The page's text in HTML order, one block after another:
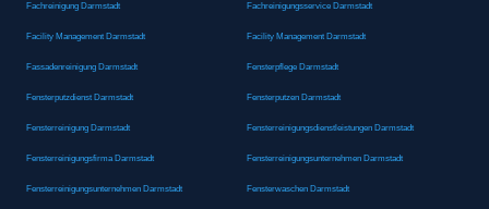
Fachreinigung Darmstadt Fachreinigungsservice Darmstadt
Facility Management Darmstadt Facility Management Darmstadt
Fassadenreinigung Darmstadt Fensterpflege Darmstadt
Fensterputzdienst Darmstadt Fensterputzen Darmstadt
Fensterreinigung Darmstadt Fensterreinigungsdienstleistungen Darmstadt
Fensterreinigungsfirma Darmstadt Fensterreinigungsunternehmen Darmstadt
Fensterreinigungsunternehmen Darmstadt Fensterwaschen Darmstadt